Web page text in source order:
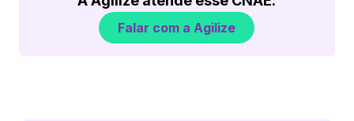
Falar com a Agilize